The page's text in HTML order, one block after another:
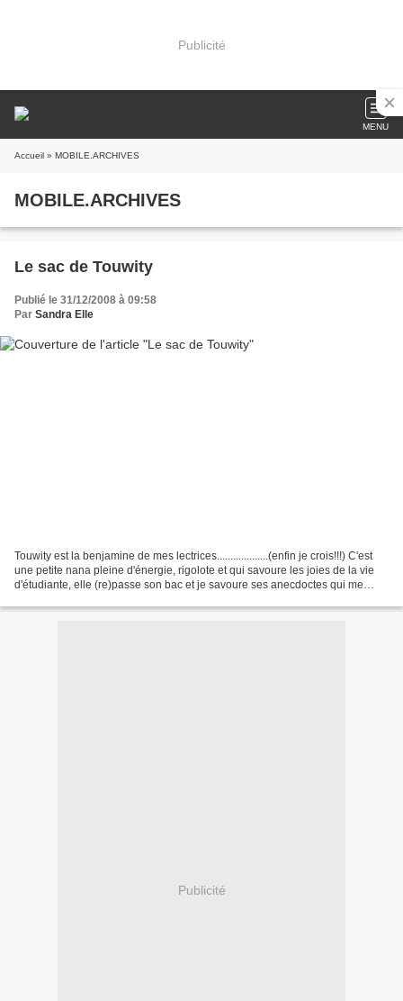
Publicité
MENU
Accueil » MOBILE.ARCHIVES
MOBILE.ARCHIVES
Le sac de Touwity
Publié le 31/12/2008 à 09:58
Par Sandra Elle
Touwity est la benjamine de mes lectrices...................(enfin je crois!!!) C'est
une petite nana pleine d'énergie, rigolote et qui savoure les joies de la vie
d'étudiante, elle (re)passe son bac et je savoure ses anecdoctes qui me
Publicité